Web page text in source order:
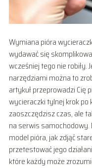
Wymiana pióra
wydawać się
wcześniej tego nie robiły.
narzędziami można to
artykuł przeprowadzi Cię
wycieraczki tylnej krok po
zaoszczędzisz czas, ale
na serwis samochodowy.
model pióra, jak zdjąć
przetestować jego
które każdy może